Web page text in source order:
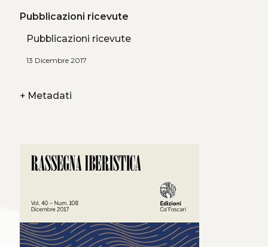
Pubblicazioni ricevute
Pubblicazioni ricevute
13 Dicembre 2017
+Metadati